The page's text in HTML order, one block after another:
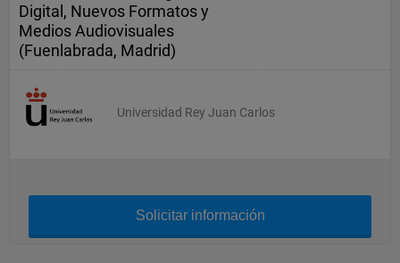
Digital, Nuevos Formatos y
Medios Audiovisuales
(Fuenlabrada, Madrid)
Universidad Rey Juan Carlos
Solicitar información